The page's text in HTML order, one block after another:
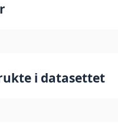
i datasettet